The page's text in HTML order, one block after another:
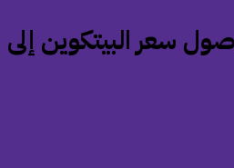
سعر البيتكوين إلى